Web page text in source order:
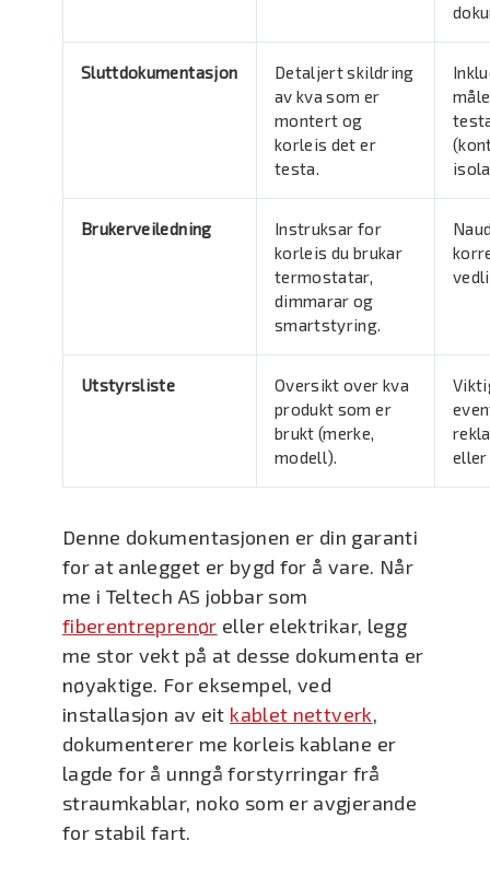
Sluttdokumentasjon
Detaljert skildring
av kva som er
montert og
korleis det er
testa.
Brukerveiledning
Instruksar for
korleis du brukar
termostatar,
dimmarar og
smartstyring.
Utstyrsliste
Oversikt over kva
produkt som er
brukt (merke,
modell).
eller
Denne dokumentasjonen er din garanti
for at anlegget er bygd for å vare. Når
me i Teltech AS jobbar som
fiberentreprenør eller elektrikar, legg
me stor vekt på at desse dokumenta er
nøyaktige. For eksempel, ved
installasjon av eit kablet nettverk,
dokumenterer me korleis kablane er
lagde for å unngå forstyrringar frå
straumkablar, noko som er avgjerande
for stabil fart.